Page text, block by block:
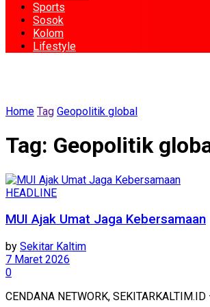
Sports
Sosok
Kolom
Lifestyle
Home Tag Geopolitik global
Tag: Geopolitik
HEADLINE
MUI Ajak Umat Jaga Kebersamaan
by Sekitar Kaltim
7 Maret 2026
0
CENDANA NETWORK,